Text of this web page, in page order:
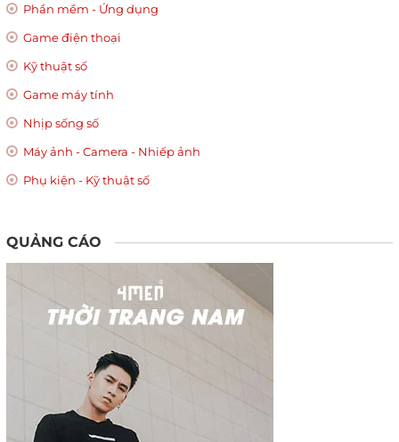
Phần mềm - Ứng dụng
Game điện thoại
Kỹ thuật số
Game máy tính
Nhịp sống số
Máy ảnh - Camera - Nhiếp ảnh
Phụ kiện - Kỹ thuật số
QUẢNG CÁO